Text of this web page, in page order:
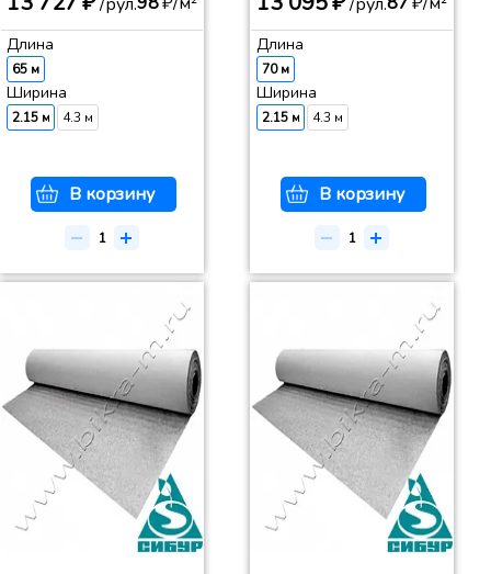
Длина
65 м
Ширина
2.15 м 4.3 м
В корзину
Длина
70 м
Ширина
2.15 м 4.3 м
В корзину